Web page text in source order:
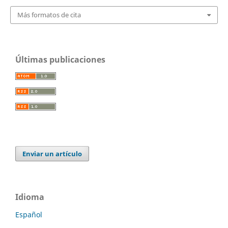
Más formatos de cita
Últimas publicaciones
Enviar un artículo
Idioma
Español